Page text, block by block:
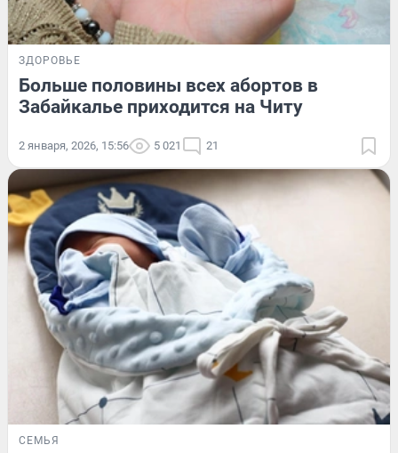
ЗДОРОВЬЕ
Больше половины всех абортов в
Забайкалье приходится на Читу
2 января, 2026, 15:56 5 021 21
СЕМЬЯ